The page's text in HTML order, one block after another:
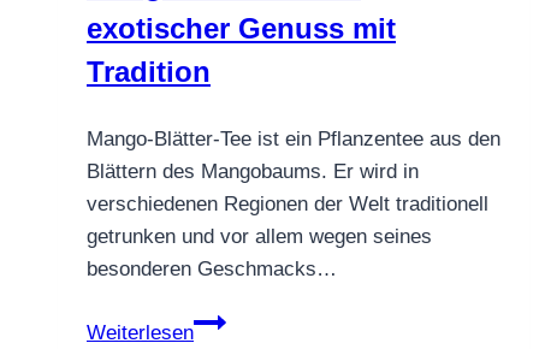
exotischer Genuss mit
Tradition
Mango-Blätter-Tee ist ein Pflanzentee aus den
Blättern des Mangobaums. Er wird in
verschiedenen Regionen der Welt traditionell
getrunken und vor allem wegen seines
besonderen Geschmacks…
Weiterlesen
Mango-